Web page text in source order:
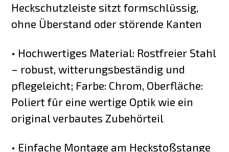
Heckschutzleiste sitzt formschlüssig,
ohne Überstand oder störende Kanten
• Hochwertiges Material: Rostfreier Stahl
– robust, witterungsbeständig und
pflegeleicht; Farbe: Chrom, Oberfläche:
Poliert für eine wertige Optik wie ein
original verbautes Zubehörteil
• Einfache Montage am Heckstoßstange